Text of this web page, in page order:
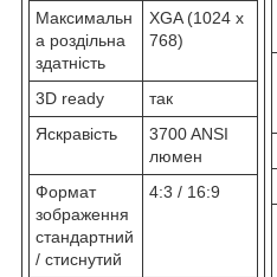
Максимальн
а роздільна
здатність
XGA (1024 x
768)
3D ready
так
Яскравість
3700 ANSI
люмен
Формат
зображення
стандартний
/ стиснутий
4:3 / 16:9